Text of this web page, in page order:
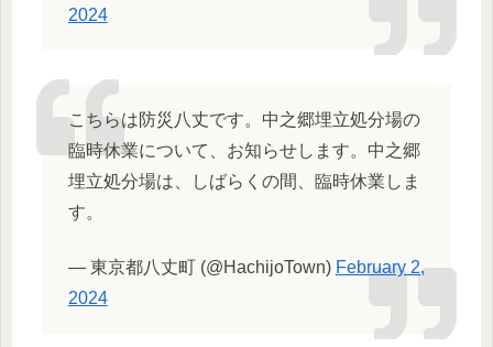
2024
こちらは防災八丈です。中之郷埋立処分場の
臨時休業について、お知らせします。中之郷
埋立処分場は、しばらくの間、臨時休業しま
す。
— 東京都八丈町 (@HachijoTown) February 2,
2024